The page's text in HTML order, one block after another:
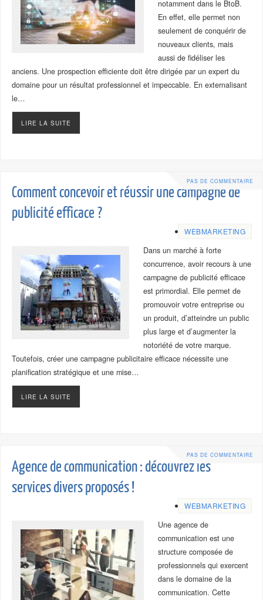
notamment dans le BtoB.
En effet, elle permet non
seulement de conquérir de
nouveaux clients, mais
aussi de fidéliser les
anciens. Une prospection efficiente doit être dirigée par un expert du
domaine pour un résultat professionnel et impeccable. En externalisant
le…
LIRE LA SUITE
PAS DE COMMENTAIRE
Comment concevoir et réussir une campagne de
publicité efficace ?
WEBMARKETING
Dans un marché à forte
concurrence, avoir recours à une
campagne de publicité efficace
est primordial. Elle permet de
promouvoir votre entreprise ou
un produit, d’atteindre un public
plus large et d’augmenter la
notoriété de votre marque.
Toutefois, créer une campagne publicitaire efficace nécessite une
planification stratégique et une mise…
LIRE LA SUITE
PAS DE COMMENTAIRE
Agence de communication : découvrez les
services divers proposés !
WEBMARKETING
Une agence de
communication est une
structure composée de
professionnels qui exercent
dans le domaine de la
communication. Cette